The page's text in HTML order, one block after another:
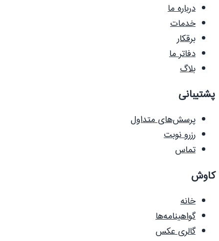
درباره ما
خدمات
برقکار
دفاتر ما
بلاگ
پشتیبانی
پرسش‌های متداول
رزرو نوبت
تماس
کاوش
خانه
گواهینامه‌ها
گالری عکس